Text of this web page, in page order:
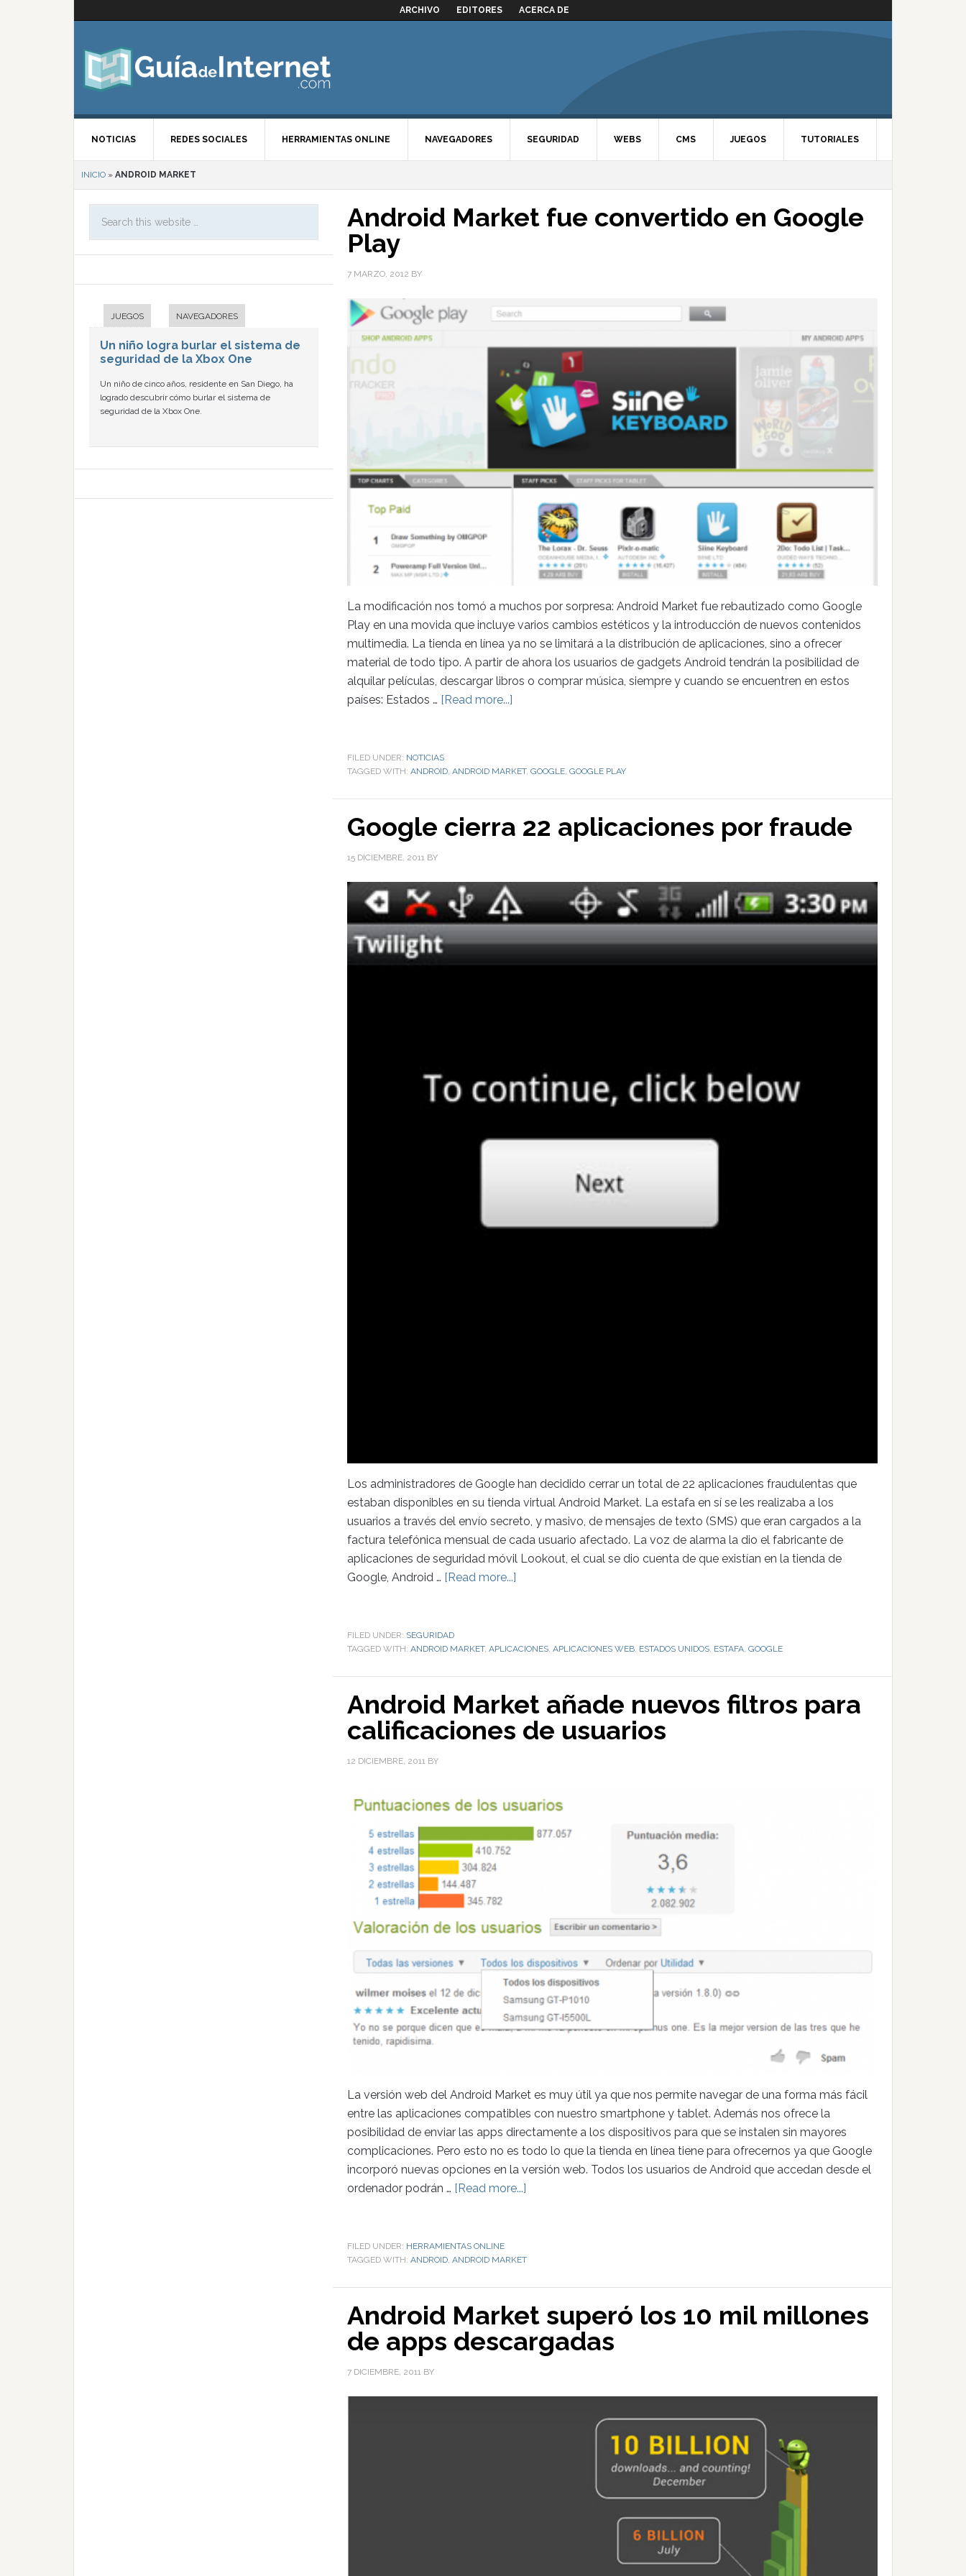
ARCHIVO EDITORES ACERCA DE
NOTICIAS REDES SOCIALES HERRAMIENTAS ONLINE NAVEGADORES SEGURIDAD WEBS CMS JUEGOS TUTORIALES
INICIO » ANDROID MARKET
Android Market fue convertido en Google
Play
7 MARZO, 2012 BY
La modificación nos tomó a muchos por sorpresa: Android Market fue rebautizado como Google
Play en una movida que incluye varios cambios estéticos y la introducción de nuevos contenidos
multimedia. La tienda en línea ya no se limitará a la distribución de aplicaciones, sino a ofrecer
material de todo tipo. A partir de ahora los usuarios de gadgets Android tendrán la posibilidad de
alquilar películas, descargar libros o comprar música, siempre y cuando se encuentren en estos
países: Estados … [Read more...]
FILED UNDER: NOTICIAS
TAGGED WITH: ANDROID, ANDROID MARKET, GOOGLE, GOOGLE PLAY
Google cierra 22 aplicaciones por fraude
15 DICIEMBRE, 2011 BY
Los administradores de Google han decidido cerrar un total de 22 aplicaciones fraudulentas que
estaban disponibles en su tienda virtual Android Market. La estafa en sí se les realizaba a los
usuarios a través del envío secreto, y masivo, de mensajes de texto (SMS) que eran cargados a la
factura telefónica mensual de cada usuario afectado. La voz de alarma la dio el fabricante de
aplicaciones de seguridad móvil Lookout, el cual se dio cuenta de que existían en la tienda de
Google, Android … [Read more...]
FILED UNDER: SEGURIDAD
TAGGED WITH: ANDROID MARKET, APLICACIONES, APLICACIONES WEB, ESTADOS UNIDOS, ESTAFA, GOOGLE
Android Market añade nuevos filtros para
calificaciones de usuarios
12 DICIEMBRE, 2011 BY
La versión web del Android Market es muy útil ya que nos permite navegar de una forma más fácil
entre las aplicaciones compatibles con nuestro smartphone y tablet. Además nos ofrece la
posibilidad de enviar las apps directamente a los dispositivos para que se instalen sin mayores
complicaciones. Pero esto no es todo lo que la tienda en línea tiene para ofrecernos ya que Google
incorporó nuevas opciones en la versión web. Todos los usuarios de Android que accedan desde el
ordenador podrán … [Read more...]
FILED UNDER: HERRAMIENTAS ONLINE
TAGGED WITH: ANDROID ANDROID MARKET
Android Market superó los 10 mil millones
de apps descargadas
7 DICIEMBRE, 2011 BY
JUEGOS NAVEGADORES
Un niño logra burlar el sistema de
seguridad de la Xbox One
Un niño de cinco años, residente en San Diego, ha
logrado descubrir cómo burlar el sistema de
seguridad de la Xbox One.